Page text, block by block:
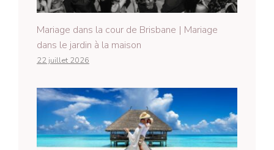
Mariage dans la cour de Brisbane | Mariage
dans le jardin à la maison
22 juillet 2026